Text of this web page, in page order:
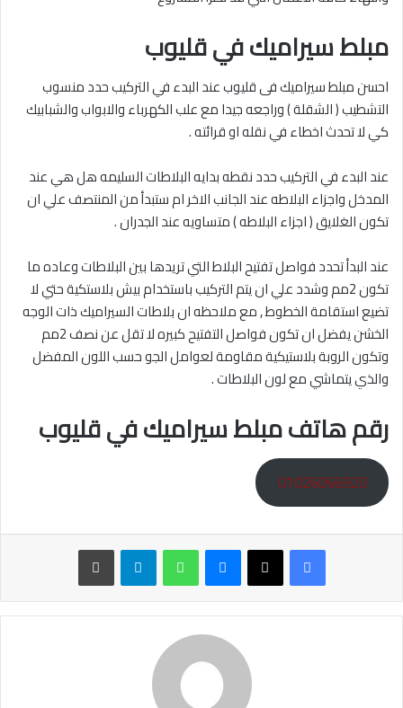
مبلط سيراميك في قليوب
احسن مبلط سيراميك فى قليوب عند البدء في التركيب حدد منسوب
التشطيب ( الشقلة ) وراجعه جيدا مع علب الكهرباء والابواب والشبابيك
كي لا تحدث اخطاء في نقله او قرائته .
عند البدء في التركيب حدد نقطه بدايه البلاطات السليمه هل هي عند
المدخل واجزاء البلاطه عند الجانب الاخر ام ستبدأ من المنتصف علي ان
تكون الغلايق ( اجزاء البلاطه ) متساويه عند الجدران .
عند البدأ تحدد فواصل تفتيح البلاط التي تريدها بين البلاطات وعاده ما
تكون 2مم وشدد علي ان يتم التركيب باستخدام بيش بلاستكية حتي لا
تضيع استقامة الخطوط , مع ملاحظه ان بلاطات السيراميك ذات الوجه
الخشن يفضل ان تكون فواصل التفتيح كبيره لا تقل عن نصف 2مم
وتكون الروبة بلاستيكية مقاومة لعوامل الجو حسب اللون المفضل
والذي يتماشي مع لون البلاطات .
رقم هاتف مبلط سيراميك في قليوب
01026066920
ماسنجر واتساب تيلقرام طباعة